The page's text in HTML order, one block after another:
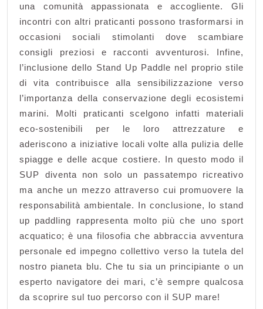
una comunità appassionata e accogliente. Gli
incontri con altri praticanti possono trasformarsi in
occasioni sociali stimolanti dove scambiare
consigli preziosi e racconti avventurosi. Infine,
l’inclusione dello Stand Up Paddle nel proprio stile
di vita contribuisce alla sensibilizzazione verso
l’importanza della conservazione degli ecosistemi
marini. Molti praticanti scelgono infatti materiali
eco-sostenibili per le loro attrezzature e
aderiscono a iniziative locali volte alla pulizia delle
spiagge e delle acque costiere. In questo modo il
SUP diventa non solo un passatempo ricreativo
ma anche un mezzo attraverso cui promuovere la
responsabilità ambientale. In conclusione, lo stand
up paddling rappresenta molto più che uno sport
acquatico; è una filosofia che abbraccia avventura
personale ed impegno collettivo verso la tutela del
nostro pianeta blu. Che tu sia un principiante o un
esperto navigatore dei mari, c’è sempre qualcosa
da scoprire sul tuo percorso con il SUP mare!